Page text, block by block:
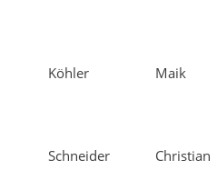
Köhler Maik
Schneider Christian